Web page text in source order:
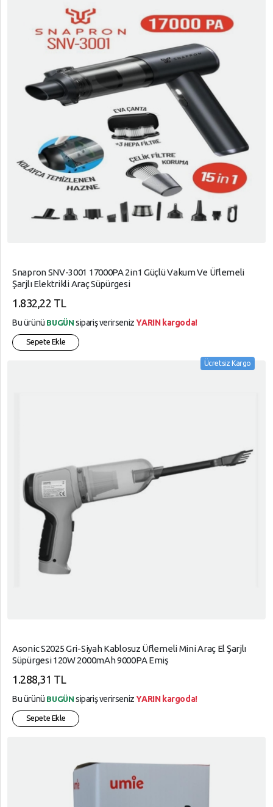
Snapron SNV-3001 17000PA 2in1 Güçlü Vakum Ve Üflemeli
Şarjlı Elektrikli Araç Süpürgesi
1.832,22 TL
Bu ürünü BUGÜN sipariş verirsenizYARIN kargoda!
Sepete Ekle
Ücretsiz Kargo
Asonic S2025 Gri-Siyah Kablosuz Üflemeli Mini Araç El Şarjlı
Süpürgesi 120W 2000mAh 9000PA Emiş
1.288,31 TL
Bu ürünü BUGÜN sipariş verirsenizYARIN kargoda!
Sepete Ekle